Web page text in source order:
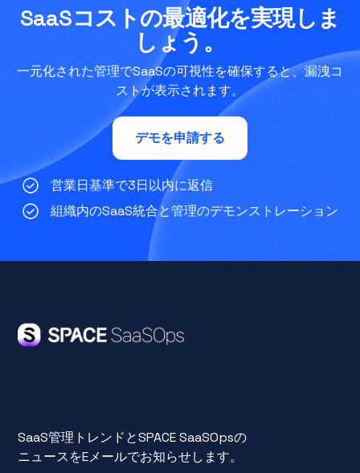
SaaSコストの最適化を実現しま
しょう。
一元化された管理でSaaSの可視性を確保すると、漏洩コ
ストが表示されます。
デモを申請する
営業日基準で3日以内に返信
組織内のSaaS統合と管理のデモンストレーション
SaaS管理トレンドとSPACE SaaSOpsの
ニュースをEメールでお知らせします。